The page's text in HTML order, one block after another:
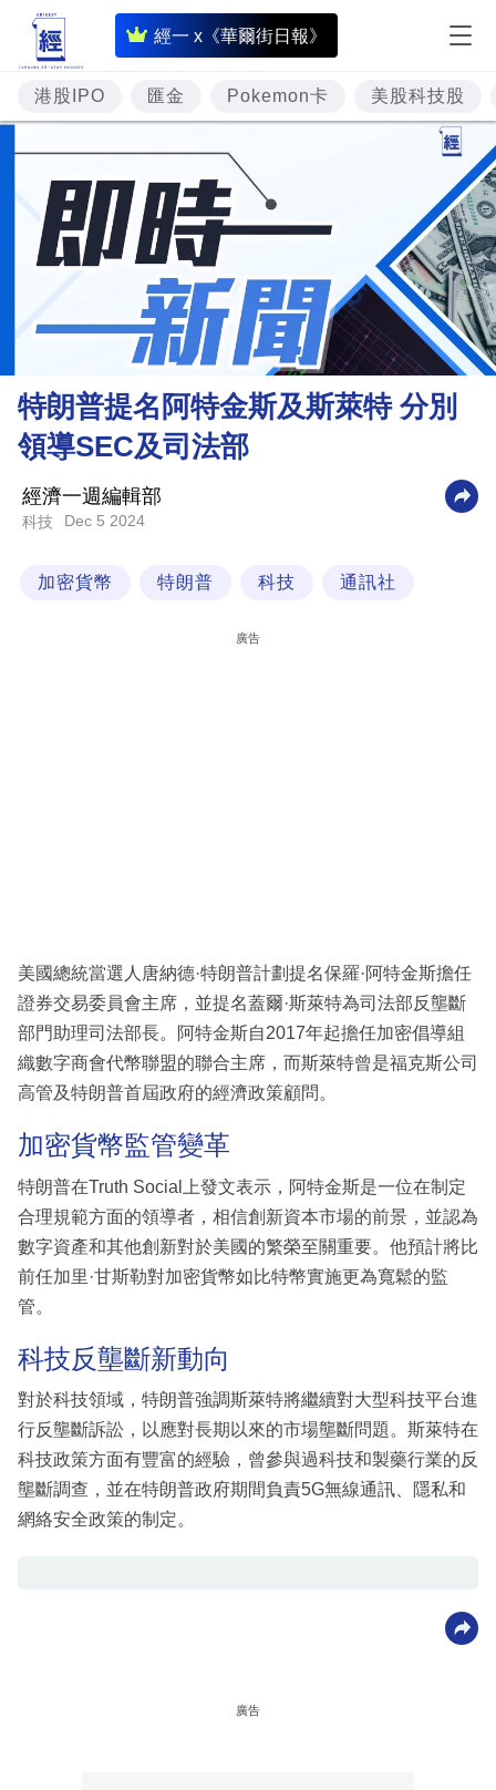
經一 x《華爾街日報》
即
時
財
經
專
題
投
資
樓
市
財
商
業
科
區
港股IPO 匯金 Pokemon卡 美股科技股
特朗普提名阿特金斯及斯萊特 分別
領導SEC及司法部
經濟一週編輯部
科技 Dec 5 2024
加密貨幣 特朗普 科技 通訊社
廣告
美國總統當選人唐納德·特朗普計劃提名保羅·阿特金斯擔任
證券交易委員會主席，並提名蓋爾·斯萊特為司法部反壟斷
部門助理司法部長。阿特金斯自2017年起擔任加密倡導組
織數字商會代幣聯盟的聯合主席，而斯萊特曾是福克斯公司
高管及特朗普首屆政府的經濟政策顧問。
加密貨幣監管變革
特朗普在Truth Social上發文表示，阿特金斯是一位在制定
合理規範方面的領導者，相信創新資本市場的前景，並認為
數字資產和其他創新對於美國的繁榮至關重要。他預計將比
前任加里·甘斯勒對加密貨幣如比特幣實施更為寬鬆的監
管。
科技反壟斷新動向
對於科技領域，特朗普強調斯萊特將繼續對大型科技平台進
行反壟斷訴訟，以應對長期以來的市場壟斷問題。斯萊特在
科技政策方面有豐富的經驗，曾參與過科技和製藥行業的反
壟斷調查，並在特朗普政府期間負責5G無線通訊、隱私和
網絡安全政策的制定。
廣告